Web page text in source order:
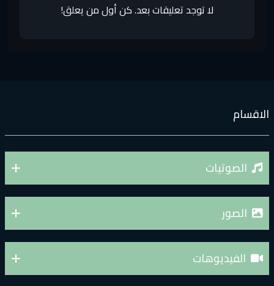
الصوتيات
الصور
الفيديوهات
لا توجد تعليقات بعد. كن أول من يعلق!